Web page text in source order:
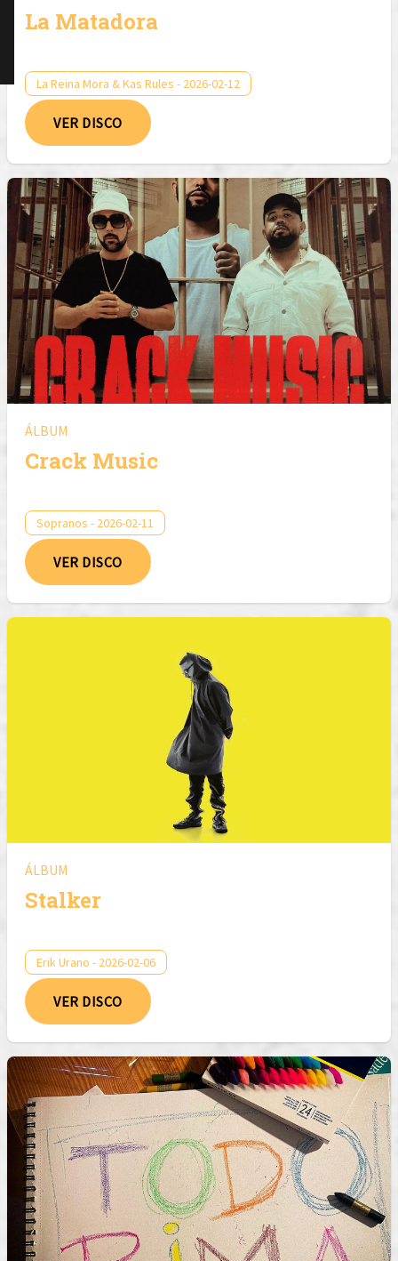
La Matadora
La Reina Mora & Kas Rules - 2026-02-12
VER DISCO
ÁLBUM
Crack Music
Sopranos - 2026-02-11
VER DISCO
ÁLBUM
Stalker
Erik Urano - 2026-02-06
VER DISCO